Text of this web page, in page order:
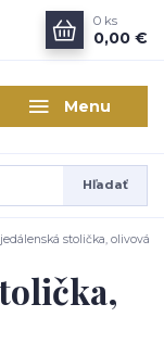
Menu
Hľadať
0 ks
0,00 €
jedálenská stolička, olivová